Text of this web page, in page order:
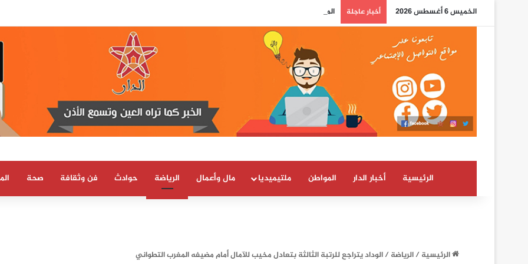
الخميس 6 أغسطس 2026 أخبار عاجلة المختبر الوطني للشرطة العلمية والتقنية يحصل على شهادة الاعتماد والمطابقة والجودة بالمعيار الدولي
الرئيسية أخبار الدار المواطن ملتيميديا مال وأعمال الرياضة حوادث فن وثقافة صحة
الرئيسية/الرياضة/الوداد يتراجع للرتبة الثالثة بتعادل مخيب للآمال أمام مضيفه المغرب التطواني